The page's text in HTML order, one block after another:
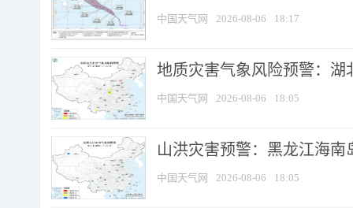
中国天气网 2026-08-06 18:17
地质灾害气象风险预警：湖
中国天气网 2026-08-06 18:05
山洪灾害预警：黑龙江海
中国天气网 2026-08-06 18:05